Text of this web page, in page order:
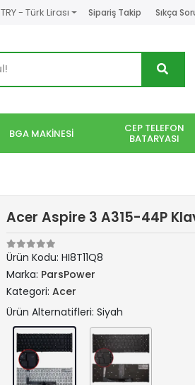
TRY - Türk Lirası Sipariş Takip Sıkça
BGA MAKİNESİ CEP TELEFON
BATARYASI
Acer Aspire 3 A315-44P
Ürün Kodu: HI8T11Q8
Marka: ParsPower
Kategori: Acer
Ürün Alternatifleri: Siyah